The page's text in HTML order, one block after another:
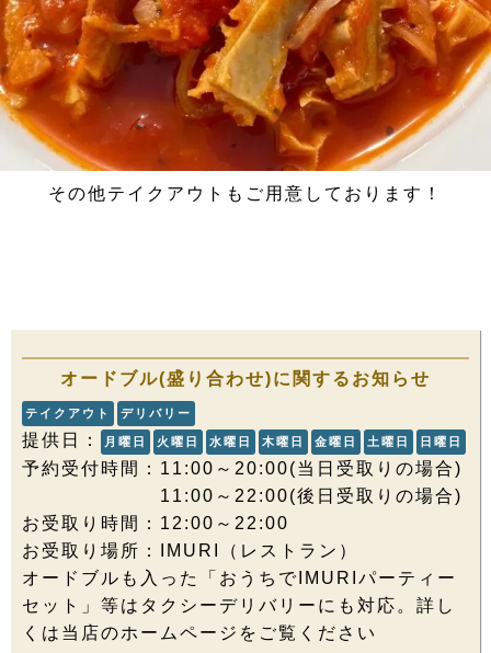
その他テイクアウトもご用意しております！
オードブル(盛り合わせ)に関するお知らせ
テイクアウト デリバリー
提供日： 月曜日 火曜日 水曜日 木曜日 金曜日 土曜日 日曜日
予約受付時間：11:00～20:00(当日受取りの場合)
11:00～22:00(後日受取りの場合)
お受取り時間：12:00～22:00
お受取り場所：IMURI（レストラン）
オードブルも入った「おうちでIMURIパーティー
セット」等はタクシーデリバリーにも対応。詳し
くは当店のホームページをご覧ください